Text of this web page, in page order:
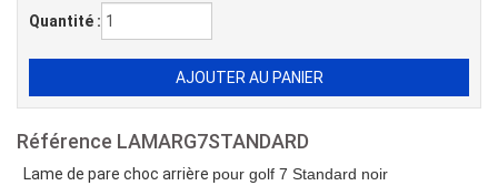
Quantité :
Référence LAMARG7STANDARD
Lame de pare choc arrière pour golf 7 Standard noir